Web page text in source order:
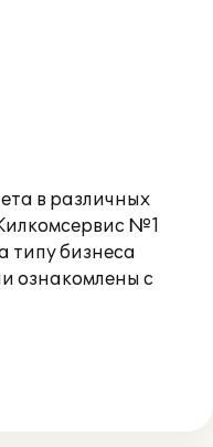
в различных
№1
типу бизнеса
ознакомлены с